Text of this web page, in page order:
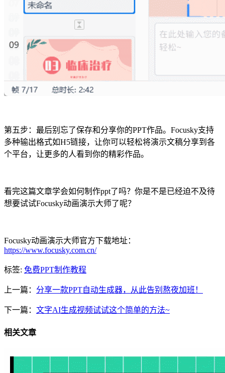
第五步：最后别忘了保存和分享你的PPT作品。Focusky支持
多种输出格式如H5链接，让你可以轻松将演示文稿分享到各
个平台，让更多的人看到你的精彩作品。
看完这篇文章学会如何制作ppt了吗？你是不是已经迫不及待
想要试试Focusky动画演示大师了呢？
Focusky动画演示大师官方下载地址：
https://www.focusky.com.cn/
标签: 免费PPT制作教程
上一篇： 分享一款PPT自动生成器，从此告别熬夜加班！
下一篇： 文字AI生成视频试试这个简单的方法~
相关文章